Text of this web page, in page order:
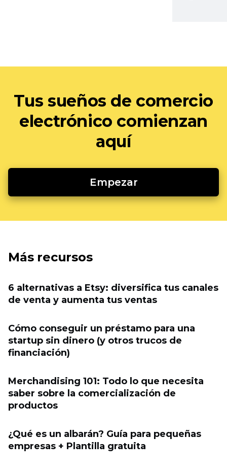
Tus sueños de comercio
electrónico comienzan
aquí
Empezar
Más recursos
6 alternativas a Etsy: diversifica tus canales
de venta y aumenta tus ventas
Cómo conseguir un préstamo para una
startup sin dinero (y otros trucos de
financiación)
Merchandising 101: Todo lo que necesita
saber sobre la comercialización de
productos
¿Qué es un albarán? Guía para pequeñas
empresas + Plantilla gratuita